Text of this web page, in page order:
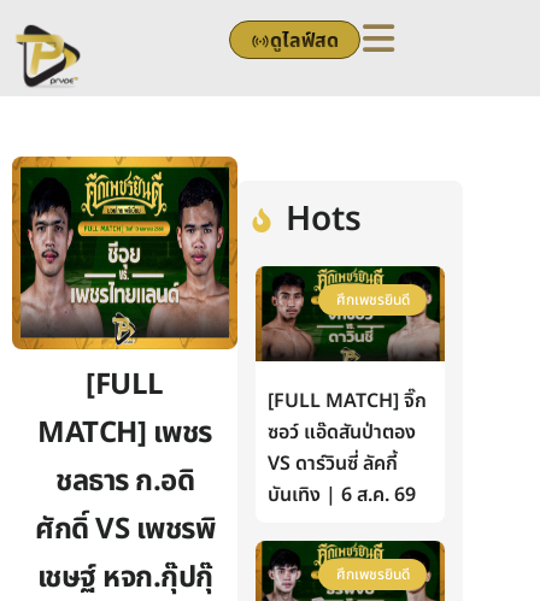
to
content
ดูไลฟ์สด
[FULL
MATCH] เพชร
ชลธาร ก.อดิ
ศักดิ์ VS เพชรพิ
เชษฐ์ หจก.กุ๊ปกุ๊
Hots
ศึกเพชรยินดี
[FULL MATCH] จิ๊ก
ซอว์ แอ๊ดสันป่าตอง
VS ดาร์วินซี่ ลัคกี้
บันเทิง | 6 ส.ค. 69
ศึกเพชรยินดี